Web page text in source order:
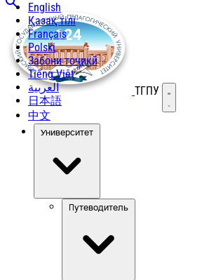
English
Қазақ тілі
Français
Polski
Забони тоҷикӣ
Tiếng Việt
العربية
日本語
中文
ТГПУ
Университет
Путеводитель